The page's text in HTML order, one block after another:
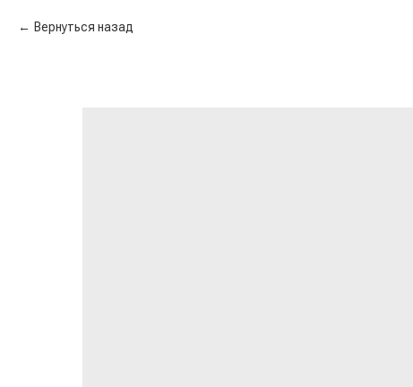
Вернуться назад